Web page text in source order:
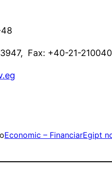
Fax: +40-21-
Economic – FinanciarEgipt